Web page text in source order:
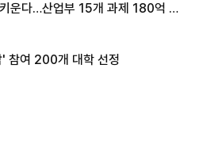
운다…산업부 15개 과제 180억 지
참여 200개 대학 선정